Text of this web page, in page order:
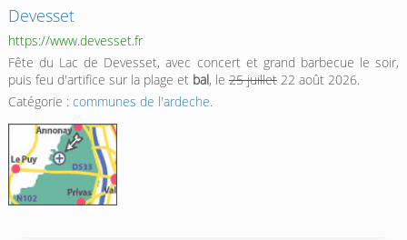
Devesset
https://www.devesset.fr
Fête du Lac de Devesset, avec concert et grand barbecue le soir,
puis feu d'artifice sur la plage et bal, le 25 juillet22 août 2026.
Catégorie : communes de l'ardeche.